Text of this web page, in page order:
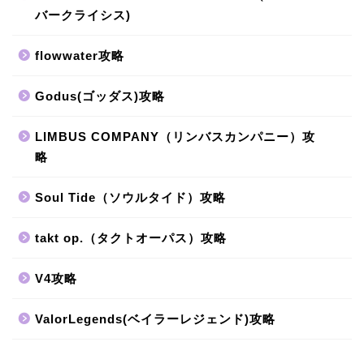
バークライシス)
flowwater攻略
Godus(ゴッダス)攻略
LIMBUS COMPANY（リンバスカンパニー）攻
略
Soul Tide（ソウルタイド）攻略
takt op.（タクトオーパス）攻略
V4攻略
ValorLegends(ベイラーレジェンド)攻略